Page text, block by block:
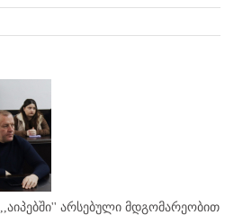
არსებული მდგომარეობით